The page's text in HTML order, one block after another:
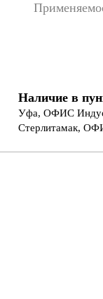
Наличие в
Уфа, ОФИС
Стерлитамак,